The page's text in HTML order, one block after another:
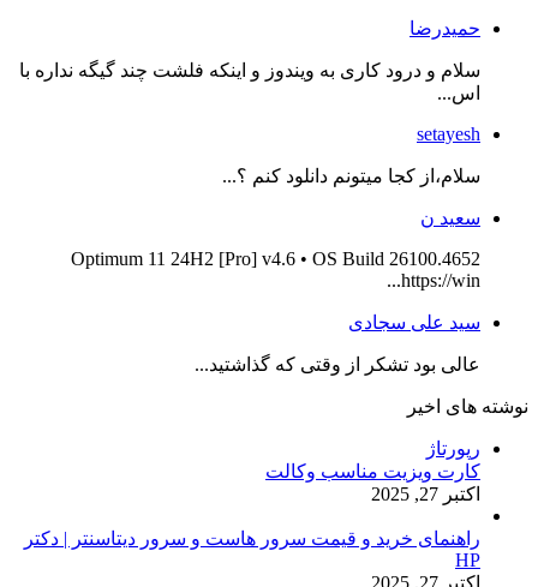
حمیدرضا
سلام و درود کاری به ویندوز و اینکه فلشت چند گیگه نداره با
اس...
setayesh
سلام،از کجا میتونم دانلود کنم ؟...
سعید ن
Optimum 11 24H2 [Pro] v4.6 • OS Build 26100.4652
https://win...
سید علی سجادی
عالی بود تشکر از وقتی که گذاشتید...
نوشته های اخیر
رپورتاژ
کارت ویزیت مناسب وکالت
اکتبر 27, 2025
راهنمای خرید و قیمت سرور هاست و سرور دیتاسنتر | دکتر
HP
اکتبر 27, 2025